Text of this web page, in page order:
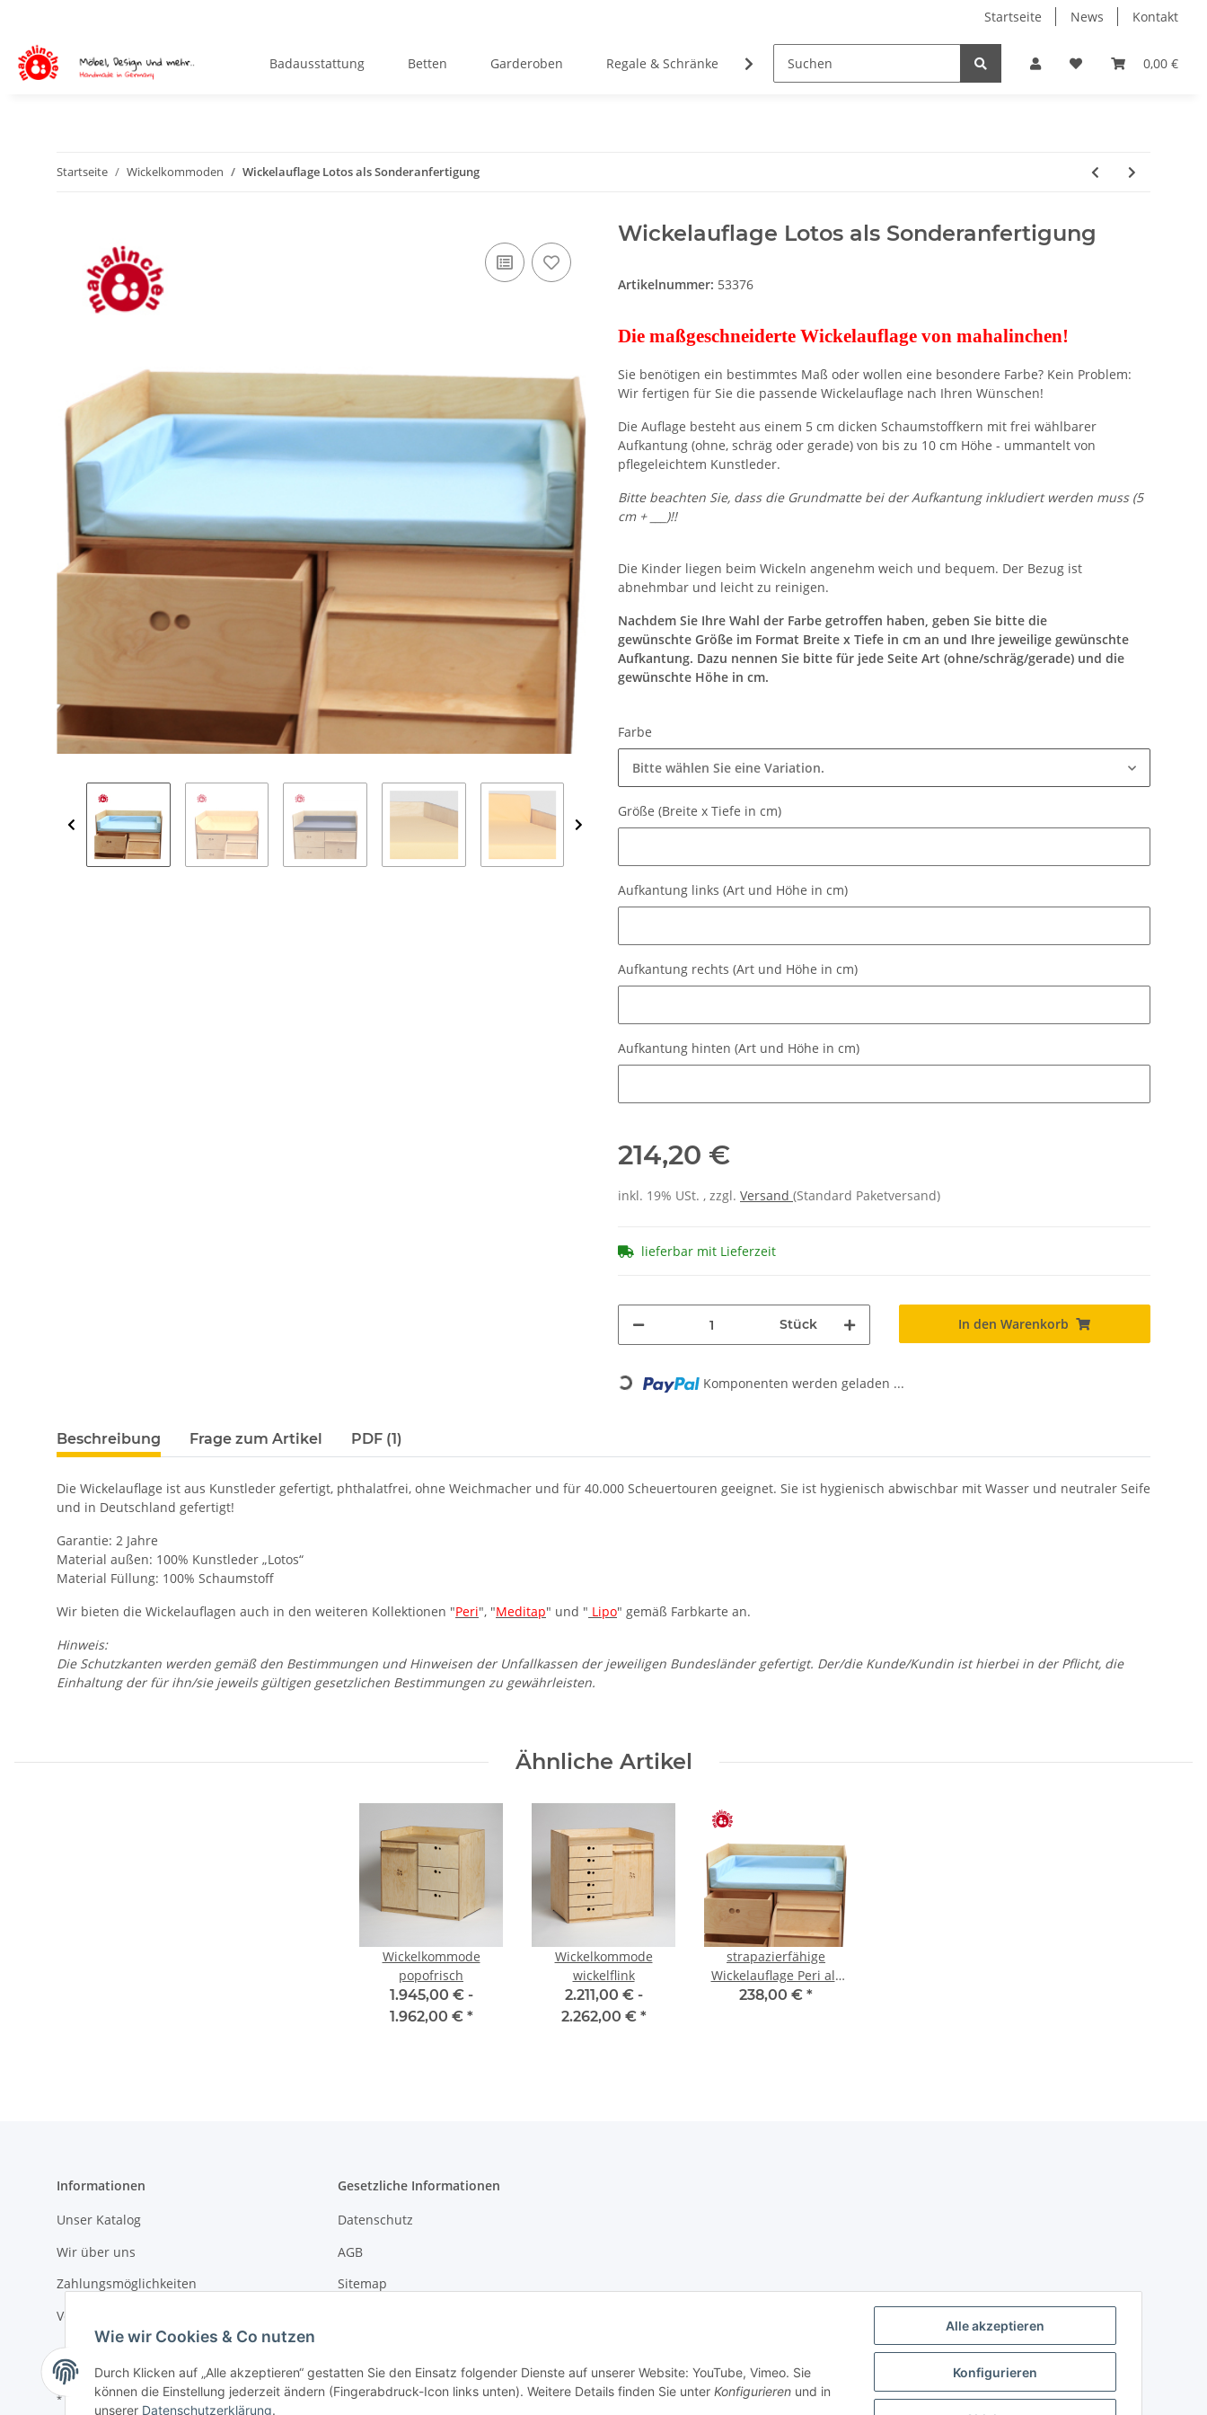
Startseite News Kontakt
0,00 €
Badausstattung Betten Garderoben Regale & Schränke spielend Lernen Stühle & Tische Wickelkommoden
Startseite Wickelkommoden Wickelauflage Lotos als Sonderanfertigung
Wickelauflage Lotos als Sonderanfertigung
Artikelnummer: 53376
Die maßgeschneiderte Wickelauflage von mahalinchen!
Sie benötigen ein bestimmtes Maß oder wollen eine besondere Farbe? Kein Problem:
Wir fertigen für Sie die passende Wickelauflage nach Ihren Wünschen!
Die Auflage besteht aus einem 5 cm dicken Schaumstoffkern mit frei wählbarer
Aufkantung (ohne, schräg oder gerade) von bis zu 10 cm Höhe - ummantelt von
pflegeleichtem Kunstleder.
Bitte beachten Sie, dass die Grundmatte bei der Aufkantung inkludiert werden muss (5
cm + ___)!!
Die Kinder liegen beim Wickeln angenehm weich und bequem. Der Bezug ist
abnehmbar und leicht zu reinigen.
Nachdem Sie Ihre Wahl der Farbe getroffen haben, geben Sie bitte die
gewünschte Größe im Format Breite x Tiefe in cm an und Ihre jeweilige gewünschte
Aufkantung. Dazu nennen Sie bitte für jede Seite Art (ohne/schräg/gerade) und die
gewünschte Höhe in cm.
Farbe
Bitte wählen Sie eine Variation.
Größe (Breite x Tiefe in cm)
Aufkantung links (Art und Höhe in cm)
Aufkantung rechts (Art und Höhe in cm)
Aufkantung hinten (Art und Höhe in cm)
214,20 €
inkl. 19% USt. , zzgl. Versand (Standard Paketversand)
lieferbar mit Lieferzeit
Stück In den Warenkorb
Loading... Komponenten werden geladen ...
Beschreibung Frage zum Artikel PDF (1)
Die Wickelauflage ist aus Kunstleder gefertigt, phthalatfrei, ohne Weichmacher und für 40.000 Scheuertouren geeignet. Sie ist hygienisch abwischbar mit Wasser und neutraler Seife
und in Deutschland gefertigt!
Garantie: 2 Jahre
Material außen: 100% Kunstleder „Lotos“
Material Füllung: 100% Schaumstoff
Wir bieten die Wickelauflagen auch in den weiteren Kollektionen "Peri", "Meditap" und " Lipo" gemäß Farbkarte an.
Hinweis:
Die Schutzkanten werden gemäß den Bestimmungen und Hinweisen der Unfallkassen der jeweiligen Bundesländer gefertigt. Der/die Kunde/Kundin ist hierbei in der Pflicht, die
Einhaltung der für ihn/sie jeweils gültigen gesetzlichen Bestimmungen zu gewährleisten.
Ähnliche Artikel
Wickelkommode
popofrisch
1.945,00 € -
1.962,00 € *
Wickelkommode
wickelflink
2.211,00 € -
2.262,00 € *
strapazierfähige
Wickelauflage Peri als
Sonderanfertigung
238,00 € *
Informationen
Unser Katalog
Wir über uns
Zahlungsmöglichkeiten
Versandinformationen
Gesetzliche Informationen
Datenschutz
AGB
Sitemap
* Alle Preise inkl. gesetzlicher USt., zzgl.Versand
Wie wir Cookies & Co nutzen
Durch Klicken auf „Alle akzeptieren“ gestatten Sie den Einsatz folgender Dienste auf unserer Website: YouTube, Vimeo. Sie
können die Einstellung jederzeit ändern (Fingerabdruck-Icon links unten). Weitere Details finden Sie unter Konfigurieren und in
unserer Datenschutzerklärung.
Alle akzeptieren
Konfigurieren